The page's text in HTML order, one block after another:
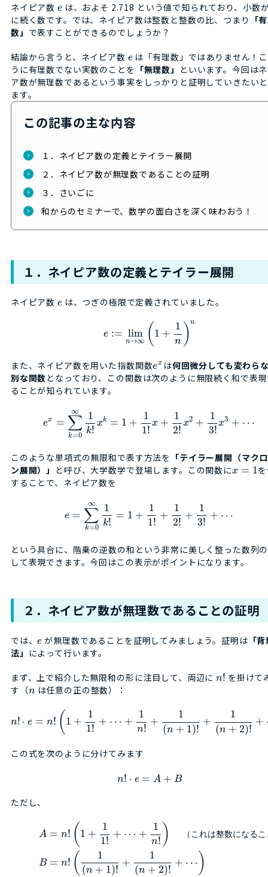
ネイピア数 eは、およそ 2.718 という値で知られており、小数
に続く数です。では、ネイピア数は整数と整数の比、つまり
「
数」 で表すことができるのでしょうか？
結論から言うと、ネイピア数 eは「有理数」ではありません！
うに有理数でない実数のことを 「無理数」 といいます。今回は
ア数が無理数であるという事実をしっかりと証明していきたい
ます。
この記事の主な内容
１．ネイピア数の定義とテイラー展開
２．ネイピア数が無理数であることの証明
３．さいごに
和からのセミナーで、数学の面白さを深く味わおう！
１．ネイピア数の定義とテイラー展開
ネイピア数 eは、つぎの極限で定義されていました。
e := lim
n→∞ ( 1 +
1
n )n
また、ネイピア数を用いた指数関数ex は何回微分しても変わら
別な関数となっており、この関数は次のように無限続く和で表
ることが知られています。
ex = ∑
k=0
∞ 1
k!
xk = 1 +
1
1!
x +
1
2!
x2 +
1
3!
x3 + ⋯
このような単項式の無限和で表す方法を 「テイラー展開（マク
ン展開）」 と呼び、大学数学で登場します。この関数にx = 1
することで、ネイピア数を
e = ∑
k=0
∞ 1
k!
= 1 +
1
1!
+
1
2!
+
1
3!
+ ⋯
という具合に、階乗の逆数の和という非常に美しく整った数列
して表現できます。今回はこの表示がポイントになります。
２．ネイピア数が無理数であることの証明
では、e が無理数であることを証明してみましょう。証明は 「
法」 によって行います。
まず、上で紹介した無限和の形に注目して、両辺にn! を掛けて
す（n は任意の正の整数）：
n! ⋅ e = n! ( 1 +
1
1!
+ ⋯ +
1
n!
+
1
(n + 1)!
+
1
(n + 2)!
+
この式を次のように分けてみます
n! ⋅ e = A + B
ただし、
A
B
= n! ( 1 +
1
1!
+ ⋯ +
1
n! ) （ こ れは整数に なる こ
= n! (
1
(n + 1)!
+
1
(n + 2)!
+ ⋯ )